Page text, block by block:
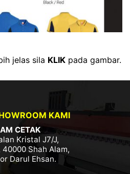
jelas sila KLIKpada gambar.
KAMI
CETAK
Kristal J7/J,
40000 Shah Alam,
Darul Ehsan.